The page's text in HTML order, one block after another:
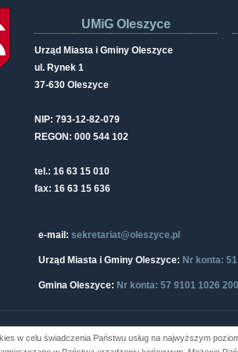
UMiG Oleszyce
Urząd Miasta i Gminy Oleszyce
ul. Rynek 1
37-630 Oleszyce
NIP: 793-12-82-079
REGON: 000 544 102
tel.: 16 63 15 010
fax: 16 63 15 636
e-mail: sekretariat@oleszyce.pl
Urząd Miasta i Gminy Oleszyce: Nr konta:
Gmina Oleszyce: Nr konta: 57 9101 1026
Oleszyce
w celu świadczenia Państwu usług na najwyższym